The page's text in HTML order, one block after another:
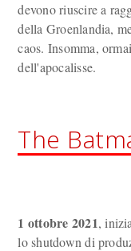
devono riuscire a
della Groenlandia,
caos. Insomma,
dell'apocalisse.
The
1 ottobre 2021,
lo shutdown di